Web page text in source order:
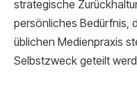
strategische
persönliches Bedürfnis,
üblichen Medienpraxis
Selbstzweck geteilt